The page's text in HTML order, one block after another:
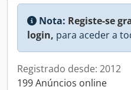
Nota: Registe-se
login, para aceder a
Registrado desde: 2012
199 Anúncios online